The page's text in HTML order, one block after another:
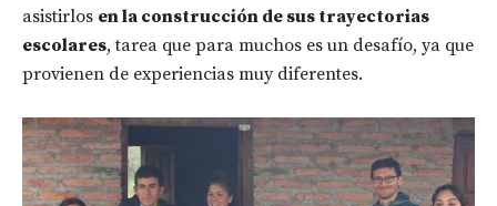
asistirlos en la construcción de sus trayectorias
escolares, tarea que para muchos es un desafío, ya que
provienen de experiencias muy diferentes.